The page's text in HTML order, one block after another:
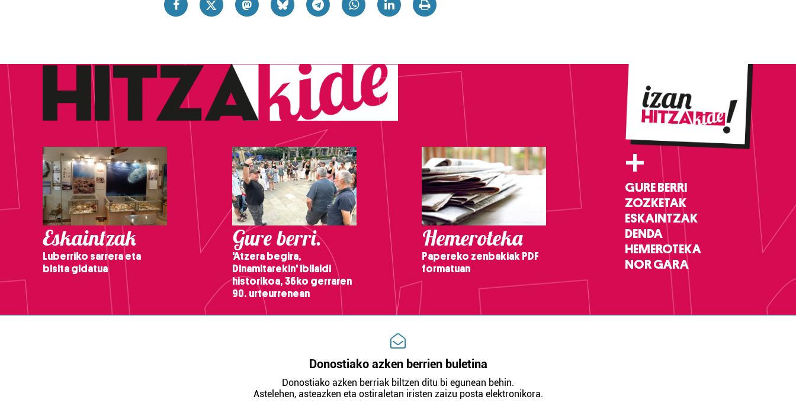
Eskaintzak
Luberriko sarrera eta
bisita gidatua
Gure berri.
'Atzera begira,
Dinamitarekin' ibilaldi
historikoa, 36ko gerraren
90. urteurrenean
Hemeroteka
Papereko zenbakiak PDF
formatuan
+
GURE BERRI
ZOZKETAK
ESKAINTZAK
DENDA
HEMEROTEKA
NOR GARA
Donostiako azken berrien buletina
Donostiako azken berriak biltzen ditu bi egunean behin.
Astelehen, asteazken eta ostiraletan iristen zaizu posta elektronikora.